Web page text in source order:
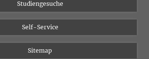
Studiengesuche
Self-Service
Sitemap